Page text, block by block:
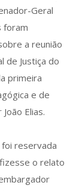
Geral
foram
a reunião
de Justiça do
primeira
e de
Elias.
reservada
o relato